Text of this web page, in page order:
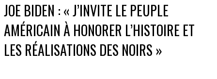
JOE BIDEN : « J’INVITE LE PEUPLE
AMÉRICAIN À HONORER L’HISTOIRE ET
LES RÉALISATIONS DES NOIRS »